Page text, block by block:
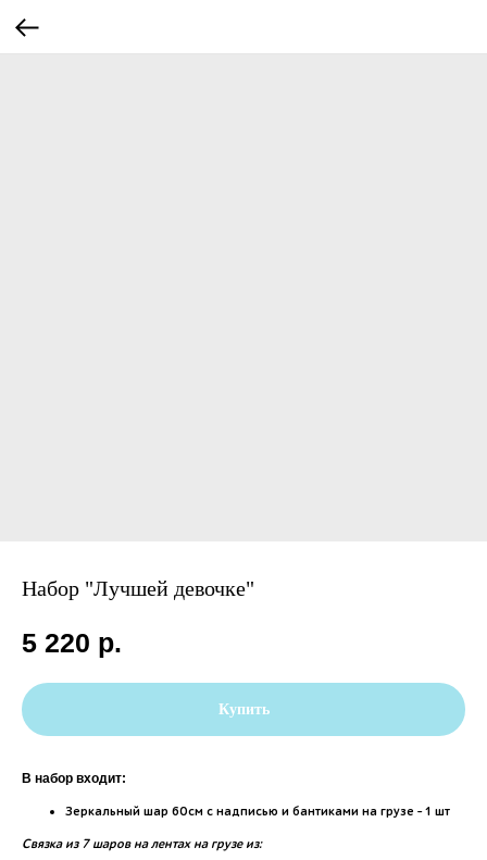
Набор "Лучшей девочке"
5 220 р.
Купить
В набор входит:
Зеркальный шар 60см с надписью и бантиками на грузе - 1 шт
Связка из 7 шаров на лентах на грузе из: